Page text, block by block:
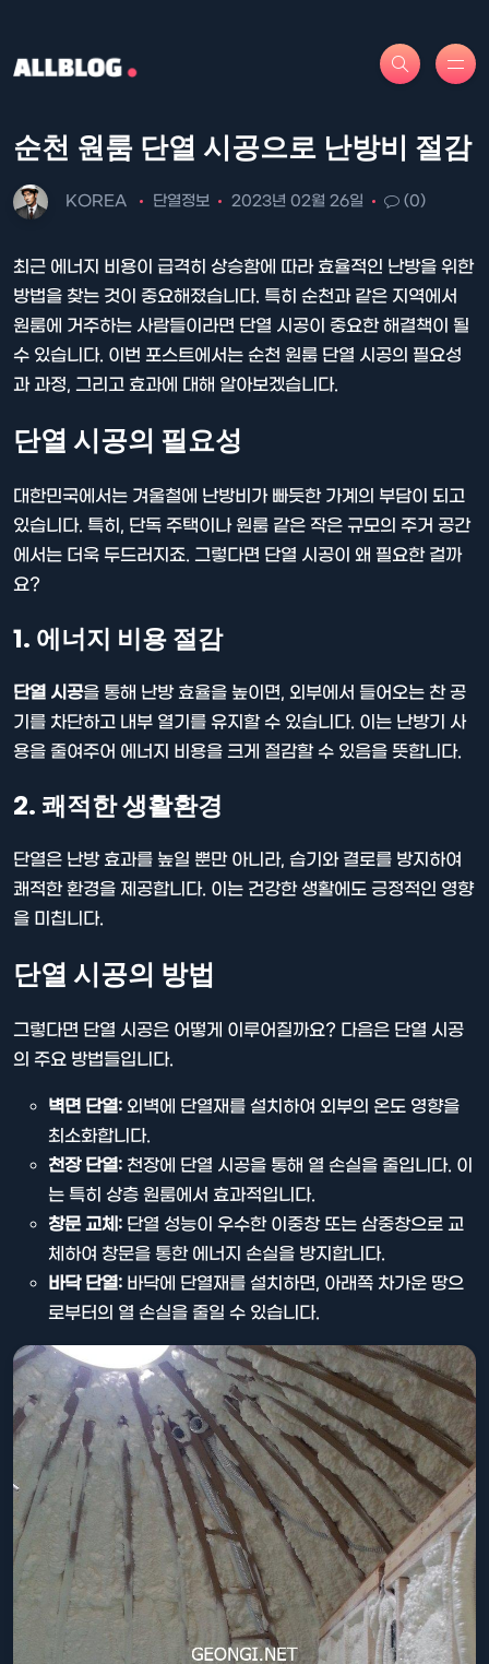
순천 원룸 단열 시공으로 난방비 절감
KOREA 단열정보 2023년 02월 26일 (0)
최근 에너지 비용이 급격히 상승함에 따라 효율적인 난방을 위한
방법을 찾는 것이 중요해졌습니다. 특히 순천과 같은 지역에서
원룸에 거주하는 사람들이라면 단열 시공이 중요한 해결책이 될
수 있습니다. 이번 포스트에서는 순천 원룸 단열 시공의 필요성
과 과정, 그리고 효과에 대해 알아보겠습니다.
단열 시공의 필요성
대한민국에서는 겨울철에 난방비가 빠듯한 가계의 부담이 되고
있습니다. 특히, 단독 주택이나 원룸 같은 작은 규모의 주거 공간
에서는 더욱 두드러지죠. 그렇다면 단열 시공이 왜 필요한 걸까
요?
1. 에너지 비용 절감
단열 시공을 통해 난방 효율을 높이면, 외부에서 들어오는 찬 공
기를 차단하고 내부 열기를 유지할 수 있습니다. 이는 난방기 사
용을 줄여주어 에너지 비용을 크게 절감할 수 있음을 뜻합니다.
2. 쾌적한 생활환경
단열은 난방 효과를 높일 뿐만 아니라, 습기와 결로를 방지하여
쾌적한 환경을 제공합니다. 이는 건강한 생활에도 긍정적인 영향
을 미칩니다.
단열 시공의 방법
그렇다면 단열 시공은 어떻게 이루어질까요? 다음은 단열 시공
의 주요 방법들입니다.
벽면 단열: 외벽에 단열재를 설치하여 외부의 온도 영향을
최소화합니다.
천장 단열: 천장에 단열 시공을 통해 열 손실을 줄입니다. 이
는 특히 상층 원룸에서 효과적입니다.
창문 교체: 단열 성능이 우수한 이중창 또는 삼중창으로 교
체하여 창문을 통한 에너지 손실을 방지합니다.
바닥 단열: 바닥에 단열재를 설치하면, 아래쪽 차가운 땅으
로부터의 열 손실을 줄일 수 있습니다.